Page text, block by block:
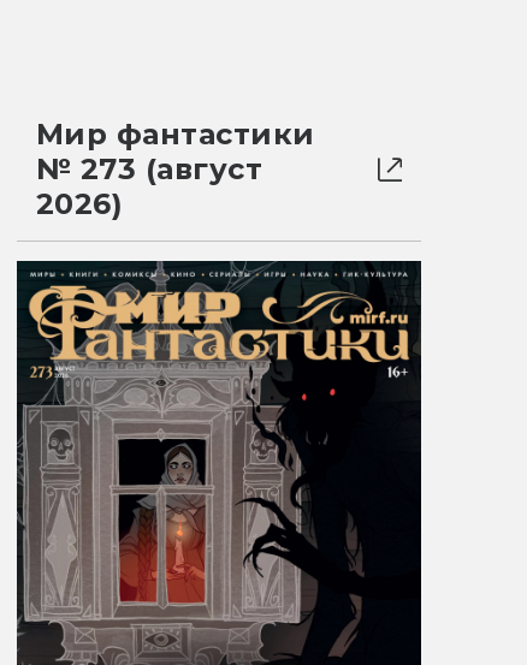
Мир фантастики
№ 273 (август
2026)